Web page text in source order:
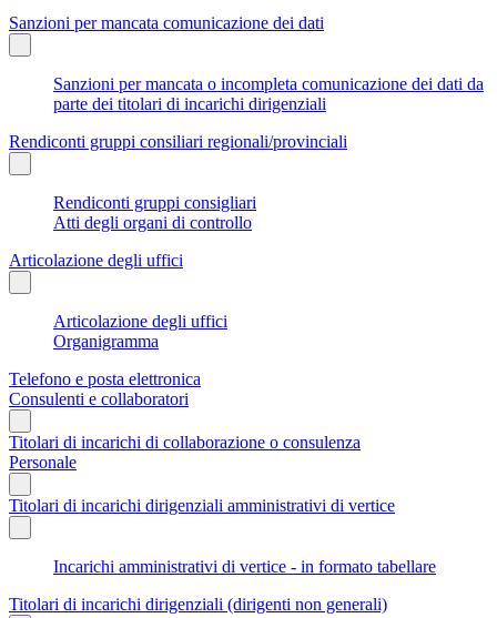
Sanzioni per mancata comunicazione dei dati
Sanzioni per mancata o incompleta comunicazione dei dati da
parte dei titolari di incarichi dirigenziali
Rendiconti gruppi consiliari regionali/provinciali
Rendiconti gruppi consigliari
Atti degli organi di controllo
Articolazione degli uffici
Articolazione degli uffici
Organigramma
Telefono e posta elettronica
Consulenti e collaboratori
Titolari di incarichi di collaborazione o consulenza
Personale
Titolari di incarichi dirigenziali amministrativi di vertice
Incarichi amministrativi di vertice - in formato tabellare
Titolari di incarichi dirigenziali (dirigenti non generali)